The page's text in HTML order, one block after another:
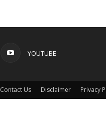
YOUTUBE
Contact Us Disclaimer Privacy